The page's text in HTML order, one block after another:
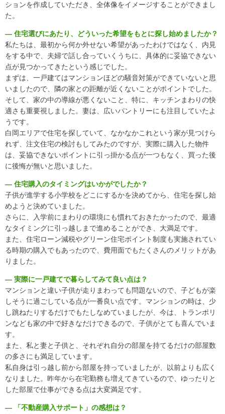
ションを作成していただき、全体像をイメージすることができまし
た。
― 住宅選びにあたり、どういった希望をもとに探し始めましたか？
私たちは、最初から何か外せない希望があったわけではなく、内見
をする中で、夫婦で話し合っていくうちに、具体的に妥協できない
点が見つかってきたという感じでした。
まずは、一戸建てはマンションほどの騒音対策ができていないと思
いましたので、隣の家との距離が近くないことがポイントでした。
そして、家の中の導線が悪くないこと、特に、キッチンまわりの快
適さも重要視しました。妻は、広いパントリーにも注目していたよ
うです。
白岡エリアで住宅を探していて、なかなかこれという家が見つけら
れず、注文住宅の検討もしてみたのですが、実際に購入した物件
は、妥協できないポイントに引っ掛かる点が一つもなく、買った後
に後悔が無いと思いました。
― 住宅購入のタイミングはいかがでしたか？
子供が進学する小学校をどこにするかを決めてから、住宅を探し始
めようと決めていました。
さらに、入学前にまわりの環境にも慣れておきたかったので、最適
なタイミングに引っ越しまで進めることができ、大満足です。
また、住宅ローン減税やグリーン住宅ポイント制度も実施されてい
る時期の購入でもあったので、費用面でもたくさんのメリットがあ
りました。
― 実際に一戸建てで暮らしてみて良い点は？
マンションと違い子供が走りまわっても問題ないので、子どもが楽
しそうに過ごしている点が一番良い点です。マンションの時は、少
し跳ねたりするだけでもたしなめていましたが、今は、トランポリ
ンなども家の中で好きなだけできるので、子供がとても喜んでいま
す。
また、私と妻と子供と、それぞれ自分の部屋を持てるだけの部屋数
の多さにも満足しています。
私自身は引っ越し前から部屋を持っていましたが、以前よりも広く
なりました。昨年から在宅勤務も増えてきているので、ゆったりと
した部屋で仕事ができる点は大変満足です。
― 「不動産購入サポート」の感想は？